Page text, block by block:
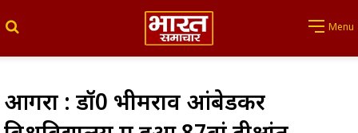
Menu
आगरा : डॉ0 भीमराव आंबेडकर